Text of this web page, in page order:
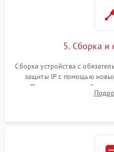
5. Сборка и
Сборка устройства с
защиты IP с помощью
Программная
абсолютно черному телу для